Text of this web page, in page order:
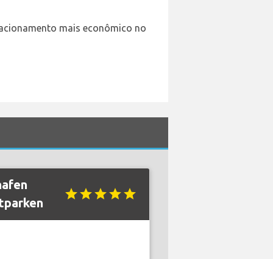
mais econômico no
starstarstarstarstar